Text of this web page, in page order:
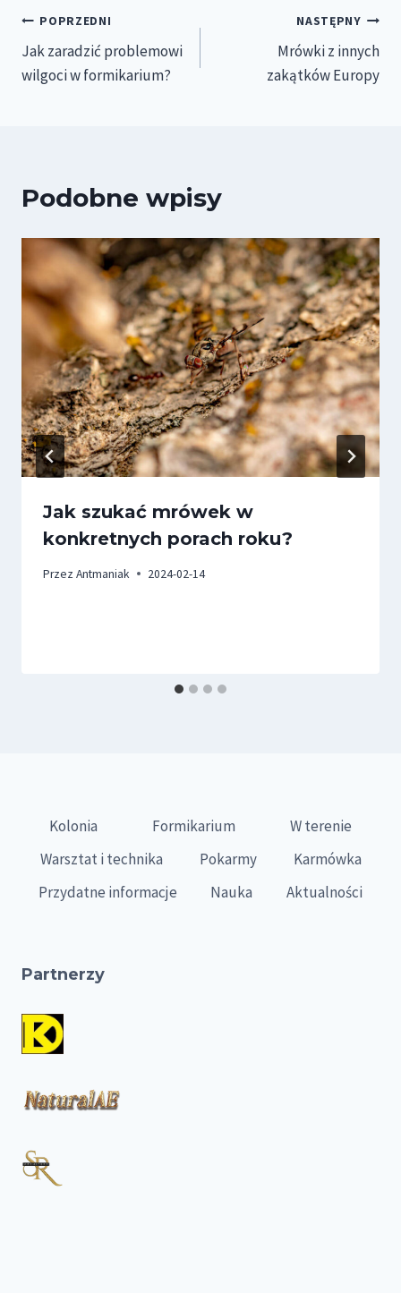
Nawigacja
wpisu
POPRZEDNI
Jak zaradzić problemowi
wilgoci w formikarium?
NASTĘPNY
Mrówki z innych
zakątków Europy
Podobne wpisy
Jak szukać mrówek w
konkretnych porach roku?
Przez Antmaniak 2024-02-14
Kolonia Formikarium
W terenie
Warsztat i technika
Pokarmy
Karmówka
Przydatne informacje
Nauka Aktualności
Partnerzy